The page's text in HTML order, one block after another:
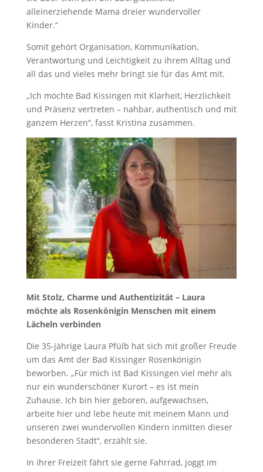
alleinerziehende Mama dreier wundervoller
Kinder.“
Somit gehört Organisation, Kommunikation,
Verantwortung und Leichtigkeit zu ihrem Alltag und
all das und vieles mehr bringt sie für das Amt mit.
„Ich möchte Bad Kissingen mit Klarheit, Herzlichkeit
und Präsenz vertreten – nahbar, authentisch und mit
ganzem Herzen“, fasst Kristina zusammen.
Mit Stolz, Charme und Authentizität – Laura
möchte als Rosenkönigin Menschen mit einem
Lächeln verbinden
Die 35-jährige Laura Pfülb hat sich mit großer Freude
um das Amt der Bad Kissinger Rosenkönigin
beworben. „Für mich ist Bad Kissingen viel mehr als
nur ein wunderschöner Kurort – es ist mein
Zuhause. Ich bin hier geboren, aufgewachsen,
arbeite hier und lebe heute mit meinem Mann und
unseren zwei wundervollen Kindern inmitten dieser
besonderen Stadt“, erzählt sie.
In ihrer Freizeit fährt sie gerne Fahrrad, joggt im